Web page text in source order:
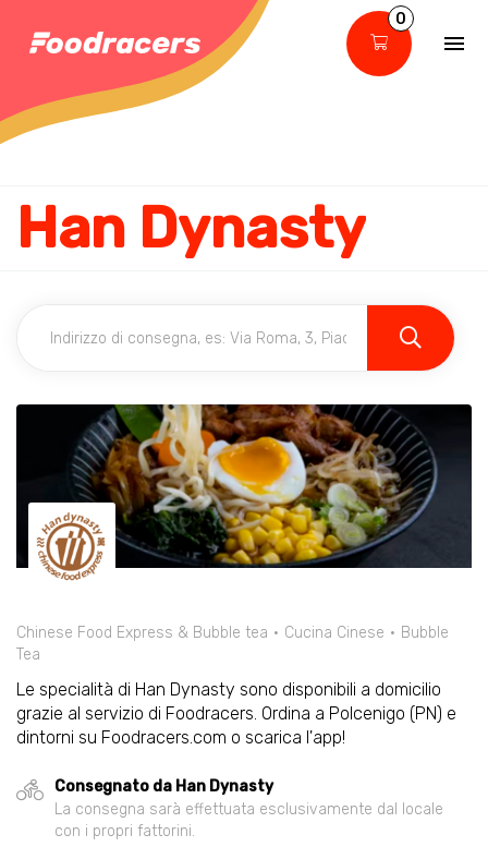
0
Han Dynasty
Chinese Food Express & Bubble tea Cucina Cinese
Bubble
Tea
Le specialità di Han Dynasty sono disponibili a domicilio
grazie al servizio di Foodracers. Ordina a Polcenigo (PN) e
dintorni su Foodracers.com o scarica l'app!
Consegnato da Han Dynasty
La consegna sarà effettuata esclusivamente dal locale
con i propri fattorini.